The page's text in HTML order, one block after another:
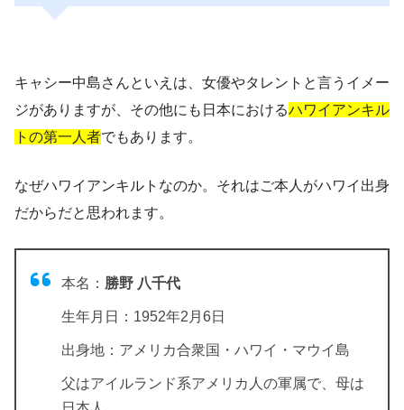
キャシー中島さんといえは、女優やタレントと言うイメー
ジがありますが、その他にも日本におけるハワイアンキル
トの第一人者でもあります。
なぜハワイアンキルトなのか。それはご本人がハワイ出身
だからだと思われます。
本名： 勝野 八千代
生年月日：1952年2月6日
出身地：アメリカ合衆国・ハワイ・マウイ島
父はアイルランド系アメリカ人の軍属で、母は